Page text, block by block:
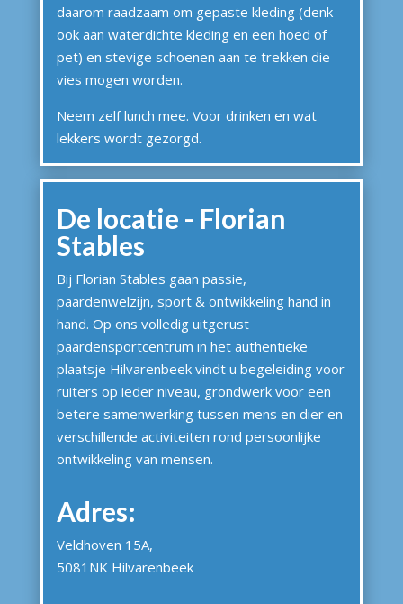
daarom raadzaam om gepaste kleding (denk
ook aan waterdichte kleding en een hoed of
pet) en stevige schoenen aan te trekken die
vies mogen worden.
Neem zelf lunch mee. Voor drinken en wat
lekkers wordt gezorgd.
De locatie - Florian
Stables
Bij Florian Stables gaan passie,
paardenwelzijn, sport & ontwikkeling hand in
hand. Op ons volledig uitgerust
paardensportcentrum in het authentieke
plaatsje Hilvarenbeek vindt u begeleiding voor
ruiters op ieder niveau, grondwerk voor een
betere samenwerking tussen mens en dier en
verschillende activiteiten rond persoonlijke
ontwikkeling van mensen.
Adres:
Veldhoven 15A,
5081NK Hilvarenbeek